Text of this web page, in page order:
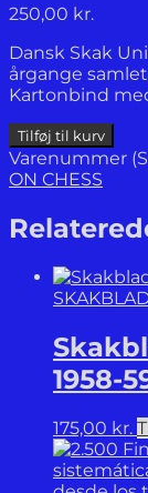
250,00 kr.
Dansk Skak
årgange
Kartonbind
Skakbladet.
Medlemsblad
for
Skak
Union.
Aargang.
Tilføj til kurv
Varenummer
ON CHESS
1958-
175,00 kr.